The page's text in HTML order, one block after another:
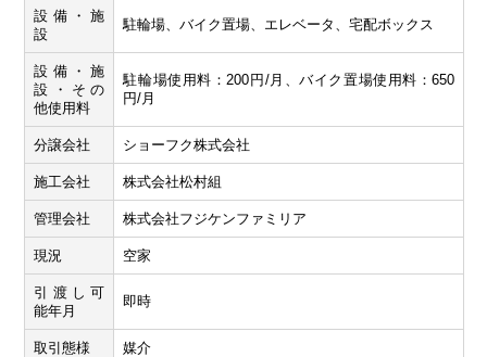
設備・施
設
駐輪場、バイク置場、エレベータ、宅配ボックス
設備・施
設・その
他使用料
駐輪場使用料：200円/月、バイク置場使用料：650
円/月
分譲会社 ショーフク株式会社
施工会社 株式会社松村組
管理会社 株式会社フジケンファミリア
現況 空家
引渡し可
能年月
即時
取引態様 媒介